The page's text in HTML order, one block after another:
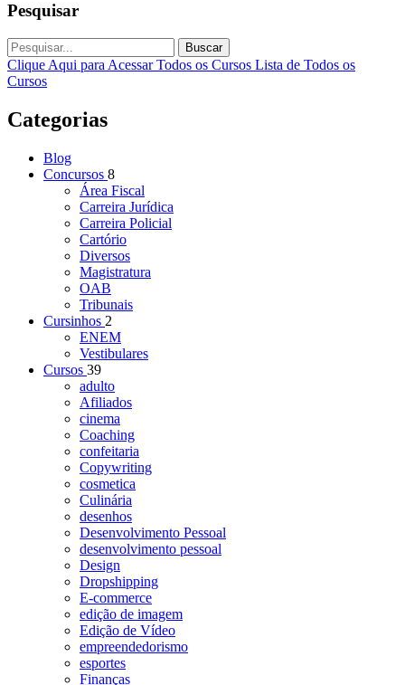
Pesquisar
Buscar
Clique Aqui para Acessar Todos os Cursos Lista de Todos os
Cursos
Categorias
Blog
Concursos 8
Área Fiscal
Carreira Jurídica
Carreira Policial
Cartório
Diversos
Magistratura
OAB
Tribunais
Cursinhos 2
ENEM
Vestibulares
Cursos 39
adulto
Afiliados
cinema
Coaching
confeitaria
Copywriting
cosmetica
Culinária
desenhos
Desenvolvimento Pessoal
desenvolvimento pessoal
Design
Dropshipping
E-commerce
edição de imagem
Edição de Vídeo
empreendedorismo
esportes
Finanças